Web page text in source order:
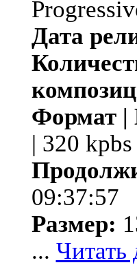
Дата
Формат |
| 320 kpbs
09:37:57
Размер:
... Читать